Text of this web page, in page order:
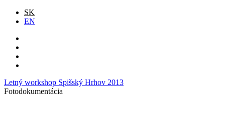
SK
EN
Letný workshop Spišský Hrhov 2013
Fotodokumentácia